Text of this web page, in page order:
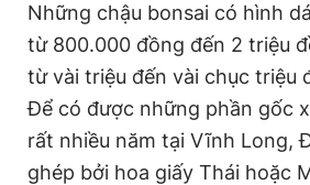
Những chậu bonsai có hình
từ 800.000 đồng đến 2 triệu
từ vài triệu đến vài chục triệu
Để có được những phần gốc
rất nhiều năm tại Vĩnh Long,
ghép bởi hoa giấy Thái hoặc